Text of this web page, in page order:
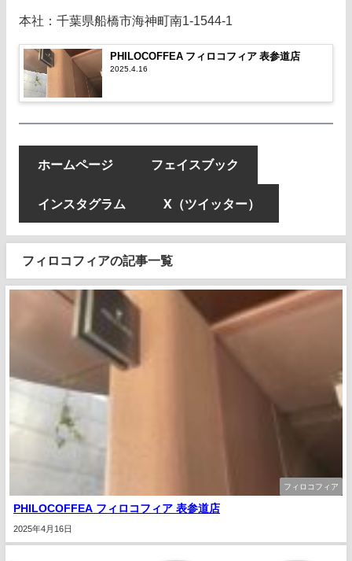
本社：千葉県船橋市海神町南1-1544-1
PHILOCOFFEA フィロコフィア 表参道店
2025.4.16
ホームページ フェイスブック
インスタグラム X（ツイッター）
フィロコフィアの記事一覧
フィロコフィア
PHILOCOFFEA フィロコフィア 表参道店
2025年4月16日